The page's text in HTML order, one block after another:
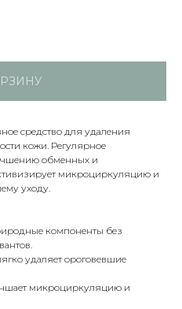
средство для удаления
кожи. Регулярное
обменных и
микроциркуляцию и
уходу.
компоненты без
удаляет ороговевшие
микроциркуляцию и